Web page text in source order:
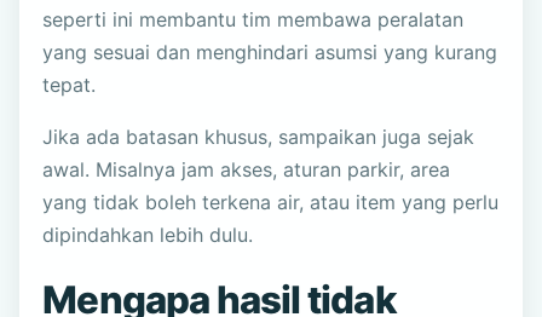
seperti ini membantu tim membawa peralatan
yang sesuai dan menghindari asumsi yang kurang
tepat.
Jika ada batasan khusus, sampaikan juga sejak
awal. Misalnya jam akses, aturan parkir, area
yang tidak boleh terkena air, atau item yang perlu
dipindahkan lebih dulu.
Mengapa hasil tidak